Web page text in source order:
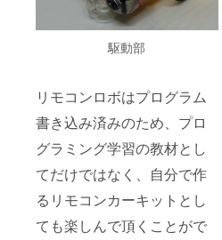
駆動部
リモコンロボはプログラム
書き込み済みのため、プロ
グラミング学習の教材とし
てだけではなく、自分で作
るリモコンカーキットとし
ても楽しんで頂くことがで